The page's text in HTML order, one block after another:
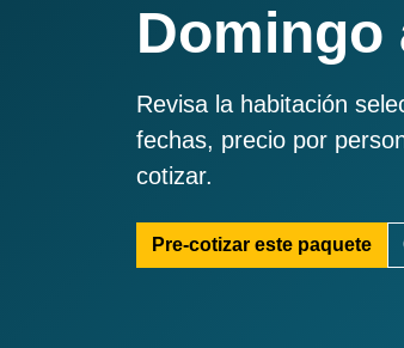
Domingo
Revisa la habitación
fechas, precio por
cotizar.
Pre-cotizar este paquete